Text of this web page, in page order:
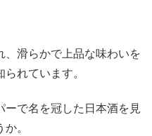
、滑らかで上品な味わいを
れています。
ーで名を冠した日本酒を見
。